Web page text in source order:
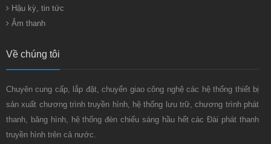
Hậu kỳ, tin tức
Âm thanh
Về chúng tôi
Chuyên cung cấp, lắp đặt, chuyển giao công nghệ các hệ thống thiết bị
sản xuất chương trình truyền hình, hệ thống lưu trữ, chương trình phát
thanh, băng hình, hệ thống đèn chiếu sáng hầu hết các Đài phát thanh
truyền hình trên cả nước.